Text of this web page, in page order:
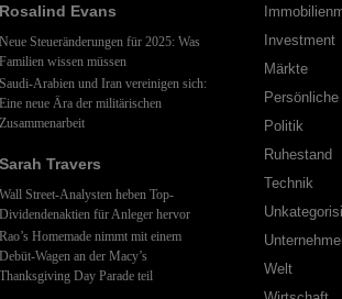
Rosalind Evans
Neue Steueränderungen für 2025: Was
Familien wissen müssen
Saudi-Arabien und Iran vereinigen sich:
Eine neue Ära der militärischen
Zusammenarbeit
Sarah Travers
Wall Street-Analysten heben Top-
Dividendenaktien für Anleger hervor
Rao’s Homemade nimmt mit einem
Debüt-Wagen an der Macy’s
Thanksgiving Day Parade teil
Investment
Märkte
Politik
Ruhestand
Technik
Welt